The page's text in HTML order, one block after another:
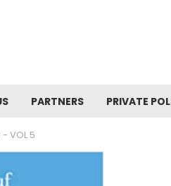
PARTNERS PRIVATE
- VOL 5